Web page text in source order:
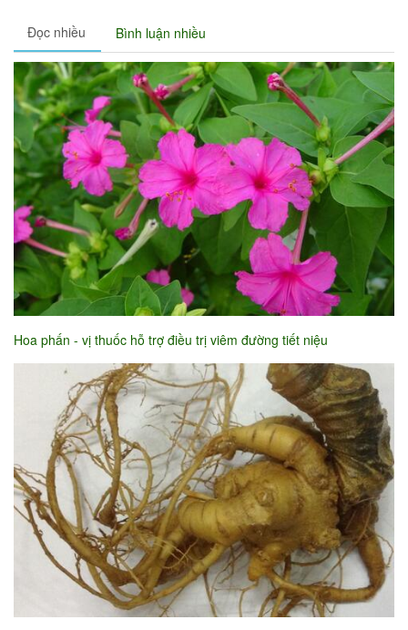
Đọc nhiều Bình luận nhiều
Hoa phấn - vị thuốc hỗ trợ điều trị viêm đường tiết niệu